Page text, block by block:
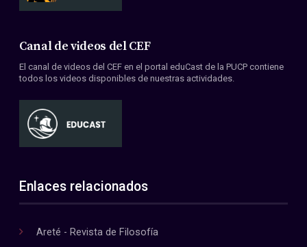
Canal de videos del CEF
El canal de videos del CEF en el portal eduCast de la PUCP contiene
todos los videos disponibles de nuestras actividades.
Enlaces relacionados
Areté - Revista de Filosofía